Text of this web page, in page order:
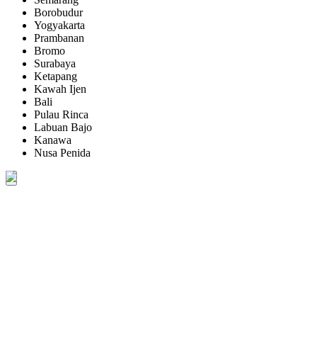
Borobudur
Yogyakarta
Prambanan
Bromo
Surabaya
Ketapang
Kawah Ijen
Bali
Pulau Rinca
Labuan Bajo
Kanawa
Nusa Penida